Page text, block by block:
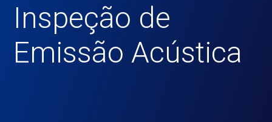
Inspeção de
Emissão Acústica